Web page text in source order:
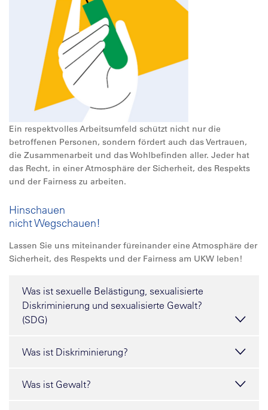
Ein respektvolles Arbeitsumfeld schützt nicht nur die
betroffenen Personen, sondern fördert auch das Vertrauen,
die Zusammenarbeit und das Wohlbefinden aller. Jeder hat
das Recht, in einer Atmosphäre der Sicherheit, des Respekts
und der Fairness zu arbeiten.
Hinschauen
nicht Wegschauen!
Lassen Sie uns miteinander füreinander eine Atmosphäre der
Sicherheit, des Respekts und der Fairness am UKW leben!
Was ist sexuelle Belästigung, sexualisierte
Diskriminierung und sexualisierte Gewalt?
(SDG)
Was ist Diskriminierung?
Was ist Gewalt?